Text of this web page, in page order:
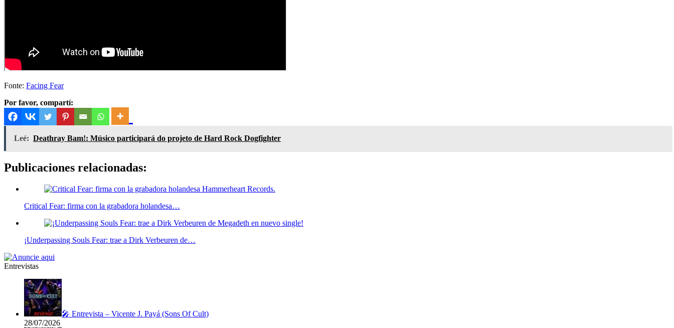
Fonte: Facing Fear
Por favor, compartí:
Leé: Deathray Bam!: Músico participará do projeto de Hard Rock Dogfighter
Publicaciones relacionadas:
Critical Fear: firma con la grabadora holandesa…
¡Underpassing Souls Fear: trae a Dirk Verbeuren de…
Entrevistas
🎤 Entrevista – Vicente J. Payá (Sons Of Cult)
28/07/2026